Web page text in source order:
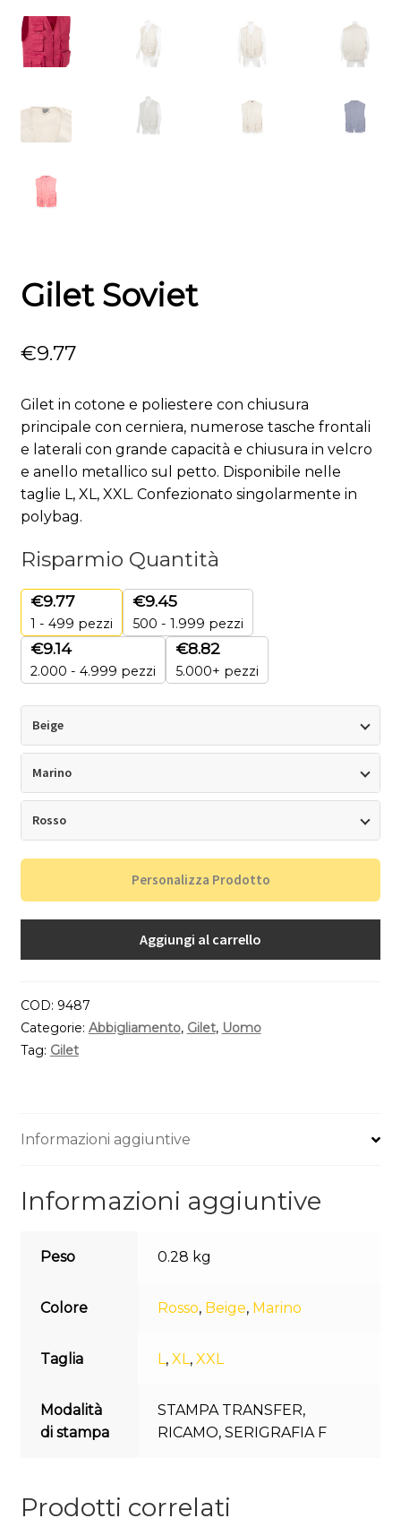
Gilet Soviet
€9.77
Gilet in cotone e poliestere con chiusura
principale con cerniera, numerose tasche frontali
e laterali con grande capacità e chiusura in velcro
e anello metallico sul petto. Disponibile nelle
taglie L, XL, XXL. Confezionato singolarmente in
polybag.
Risparmio Quantità
€9.77
1 - 499 pezzi
€9.45
500 - 1.999 pezzi
€9.14
2.000 - 4.999 pezzi
€8.82
5.000+ pezzi
Beige
Marino
Rosso
Personalizza Prodotto
Aggiungi al carrello
COD: 9487
Categorie: Abbigliamento, Gilet, Uomo
Tag: Gilet
Informazioni aggiuntive
Informazioni aggiuntive
Peso 0.28 kg
Colore Rosso, Beige, Marino
Taglia L,XL,XXL
Modalità
di stampa
STAMPA TRANSFER,
RICAMO,SERIGRAFIA F
Prodotti correlati